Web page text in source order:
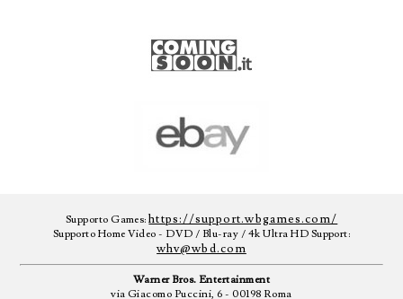
Supporto Games:https://support.wbgames.com/
Supporto Home Video - DVD / Blu-ray / 4k Ultra HD Support:
whv@wbd.com
Warner Bros. Entertainment
via Giacomo Puccini, 6 - 00198 Roma